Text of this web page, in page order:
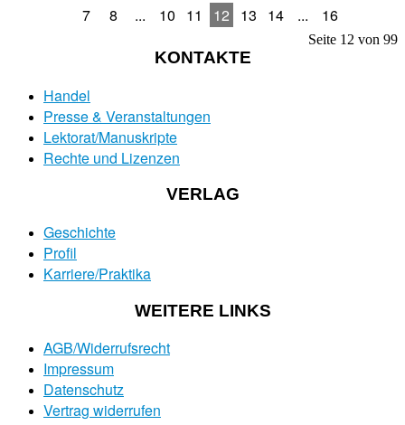
7 8 ... 10 11 12 13 14 ... 16
Seite 12 von 99
KONTAKTE
Handel
Presse & Veranstaltungen
Lektorat/Manuskripte
Rechte und Lizenzen
VERLAG
Geschichte
Profil
Karriere/Praktika
WEITERE LINKS
AGB/Widerrufsrecht
Impressum
Datenschutz
Vertrag widerrufen